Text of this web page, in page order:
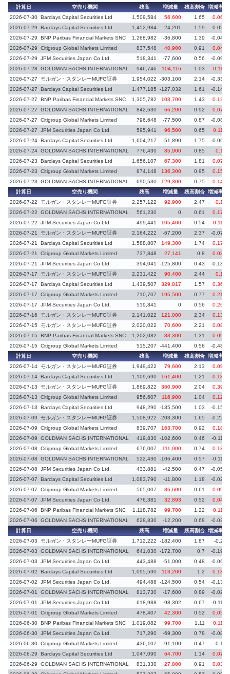
計算日
空売り機関 残高 増減量 残高割合 増減率
2026-07-30 Barclays Capital Securities Ltd 1,509,584 56,600 1.65
0.06
2026-07-29
Barclays Capital Securities Ltd 1,452,984 -24,201 1.59
-0.02
2026-07-29
BNP Paribas Financial Markets SNC 1,268,982 -36,800 1.39
-0.04
2026-07-29
Citigroup Global Markets Limited 837,548 40,900 0.91
0.04
2026-07-29
JPM Securities Japan Co Ltd. 518,341 -77,600 0.56
-0.09
2026-07-28
GOLDMAN SACHS INTERNATIONAL 946,746 104,116 1.03
0.11
2026-07-27
モルガン・スタンレーMUFG証券 1,954,022 -303,100 2.14
-0.33
2026-07-27
Barclays Capital Securities Ltd 1,477,185 -127,032 1.61
-0.14
2026-07-27
BNP Paribas Financial Markets SNC 1,305,782 103,700 1.43
0.12
2026-07-27
GOLDMAN SACHS INTERNATIONAL 842,630 66,200 0.92
0.07
2026-07-27
Citigroup Global Markets Limited 796,648 -77,500 0.87
-0.08
2026-07-27
JPM Securities Japan Co Ltd. 595,941 96,500 0.65
0.11
2026-07-24 Barclays Capital Securities Ltd 1,604,217 -51,890 1.75
-0.06
2026-07-24 GOLDMAN SACHS INTERNATIONAL 776,430 85,900 0.85
0.1
2026-07-23
Barclays Capital Securities Ltd 1,656,107 67,300 1.81
0.07
2026-07-23
Citigroup Global Markets Limited 874,148 136,300 0.95
0.15
2026-07-23
GOLDMAN SACHS INTERNATIONAL 690,530 129,300 0.75
0.14
計算日
空売り機関 残高 増減量 残高割合 増減率
2026-07-22
モルガン・スタンレーMUFG証券 2,257,122 92,900 2.47
0.1
2026-07-22
GOLDMAN SACHS INTERNATIONAL 561,230 0 0.61 0.17
2026-07-22 JPM Securities Japan Co Ltd. 499,441 105,400 0.54 0.11
2026-07-21 モルガン・スタンレーMUFG証券 2,164,222 -67,200 2.37
-0.07
2026-07-21
Barclays Capital Securities Ltd 1,588,807 149,300 1.74
0.17
2026-07-21
Citigroup Global Markets Limited 737,848 27,141 0.8
0.03
2026-07-21
JPM Securities Japan Co Ltd. 394,041 -125,800 0.43 -0.13
2026-07-17 モルガン・スタンレーMUFG証券 2,231,422 90,400 2.44
0.1
2026-07-17
Barclays Capital Securities Ltd 1,439,507 329,817 1.57
0.36
2026-07-17
Citigroup Global Markets Limited 710,707 195,500 0.77
0.21
2026-07-17
JPM Securities Japan Co Ltd. 519,841 0 0.56 0.26
2026-07-16 モルガン・スタンレーMUFG証券 2,141,022 121,000 2.34
0.13
2026-07-15
モルガン・スタンレーMUFG証券 2,020,022 70,600 2.21
0.08
2026-07-15
BNP Paribas Financial Markets SNC 1,202,082 83,300 1.31
0.09
2026-07-15
Citigroup Global Markets Limited 515,207 -441,400 0.56
-0.48
計算日
空売り機関 残高 増減量 残高割合 増減率
2026-07-14 モルガン・スタンレーMUFG証券 1,949,422 79,600 2.13
0.09
2026-07-14 Barclays Capital Securities Ltd 1,109,690 161,400 1.21
0.18
2026-07-13
モルガン・スタンレーMUFG証券 1,869,822 360,900 2.04
0.39
2026-07-13
Citigroup Global Markets Limited 956,607 116,900 1.04
0.12
2026-07-13
Barclays Capital Securities Ltd 948,290 -135,500 1.03
-0.15
2026-07-09
モルガン・スタンレーMUFG証券 1,508,922 -203,300 1.65
-0.22
2026-07-09
Citigroup Global Markets Limited 839,707 163,700 0.92
0.18
2026-07-09
GOLDMAN SACHS INTERNATIONAL 419,830 -102,600 0.46 -0.11
2026-07-08 Citigroup Global Markets Limited 676,007 111,000 0.74
0.13
2026-07-08
GOLDMAN SACHS INTERNATIONAL 522,430 -106,400 0.57
-0.11
2026-07-08
JPM Securities Japan Co Ltd. 433,881 -42,500 0.47 -0.05
2026-07-07 Barclays Capital Securities Ltd 1,083,790 -11,800 1.18
-0.02
2026-07-07
Citigroup Global Markets Limited 565,007 86,600 0.61
0.09
2026-07-07
JPM Securities Japan Co Ltd. 476,381 32,893 0.52 0.04
2026-07-06 BNP Paribas Financial Markets SNC 1,118,782 99,700 1.22
0.11
2026-07-06
GOLDMAN SACHS INTERNATIONAL 628,830 -12,200 0.68
-0.02
計算日
空売り機関 残高 増減量 残高割合 増減率
2026-07-03
モルガン・スタンレーMUFG証券 1,712,222 -182,400 1.87
-0.2
2026-07-03
GOLDMAN SACHS INTERNATIONAL 641,030 -172,700 0.7
-0.19
2026-07-03
JPM Securities Japan Co Ltd. 443,488 -51,000 0.48 -0.06
2026-07-02 Barclays Capital Securities Ltd 1,095,590 113,200 1.2
0.13
2026-07-02
JPM Securities Japan Co Ltd. 494,488 -124,500 0.54
-0.13
2026-07-01
GOLDMAN SACHS INTERNATIONAL 813,730 -17,600 0.89
-0.02
2026-07-01
JPM Securities Japan Co Ltd. 618,988 -98,302 0.67
-0.11
2026-07-01
Citigroup Global Markets Limited 478,407 42,300 0.52 0.05
2026-06-30 BNP Paribas Financial Markets SNC 1,019,082 99,700 1.11
0.11
2026-06-30 JPM Securities Japan Co Ltd. 717,290 -69,300 0.78
-0.08
2026-06-30 Citigroup Global Markets Limited 436,107 -91,100 0.47 -0.1
2026-06-29 Barclays Capital Securities Ltd 1,047,090 64,700 1.14
0.07
2026-06-29
GOLDMAN SACHS INTERNATIONAL 831,330 27,800 0.91
0.03